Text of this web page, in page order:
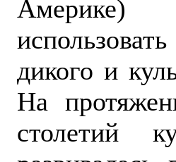
дикого и
На
столетий